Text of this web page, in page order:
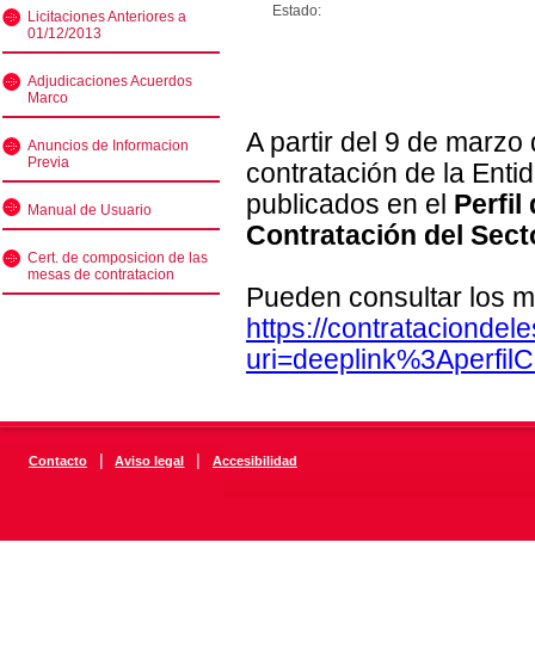
Licitaciones Anteriores a
01/12/2013
Adjudicaciones Acuerdos
Marco
Anuncios de Informacion
Previa
Manual de Usuario
Cert. de composicion de las
mesas de contratacion
Estado:
A partir del 9 de
contratación de la
publicados en el Perfil
Contratación del
Pueden consultar los
https://
Contacto | Aviso legal | Accesibilidad